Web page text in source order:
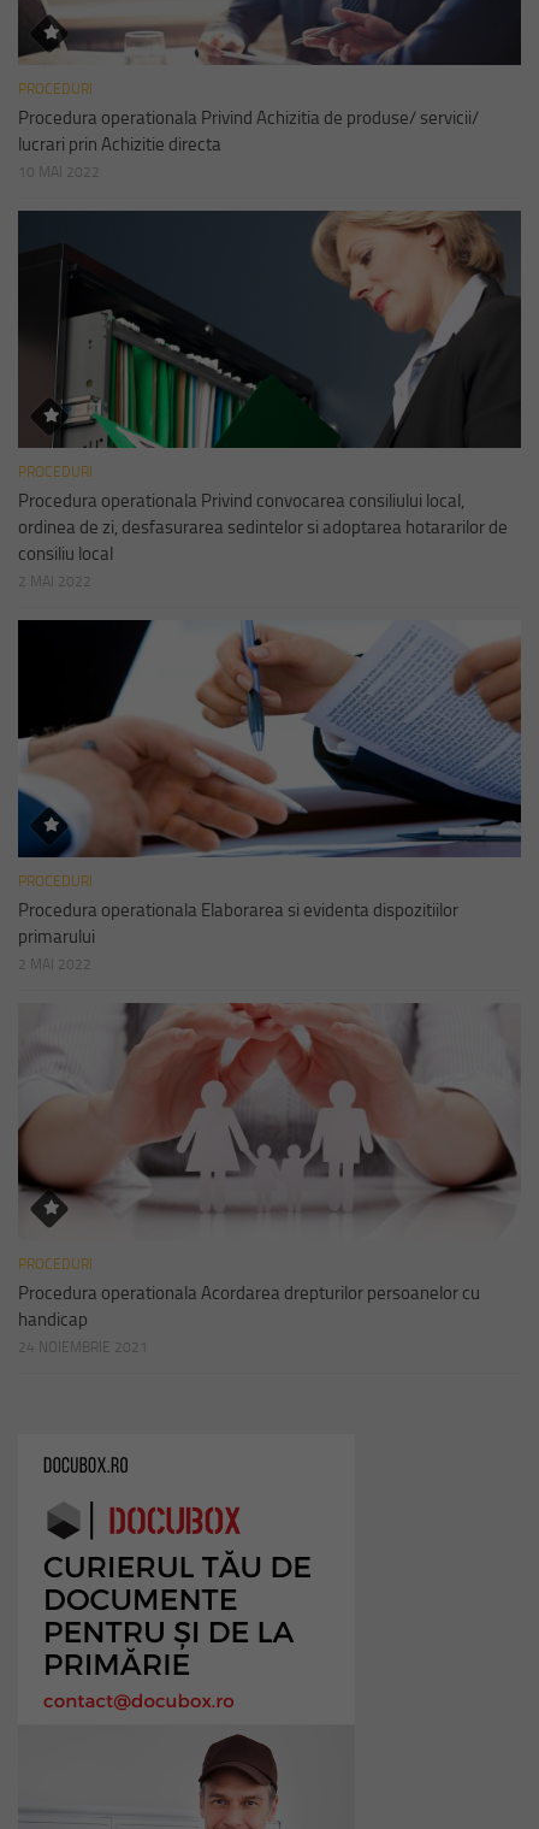
PROCEDURI
Procedura operationala Privind Achizitia de produse/ servicii/
lucrari prin Achizitie directa
10 MAI 2022
PROCEDURI
Procedura operationala Privind convocarea consiliului local,
ordinea de zi, desfasurarea sedintelor si adoptarea hotararilor de
consiliu local
2 MAI 2022
PROCEDURI
Procedura operationala Elaborarea si evidenta dispozitiilor
primarului
2 MAI 2022
PROCEDURI
Procedura operationala Acordarea drepturilor persoanelor cu
handicap
24 NOIEMBRIE 2021